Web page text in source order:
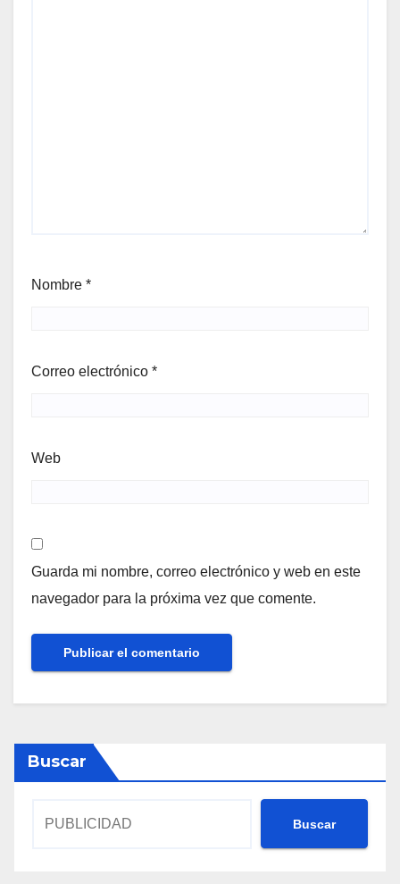
Nombre *
Correo electrónico *
Web
Guarda mi nombre, correo electrónico y web en este
navegador para la próxima vez que comente.
Buscar
Buscar